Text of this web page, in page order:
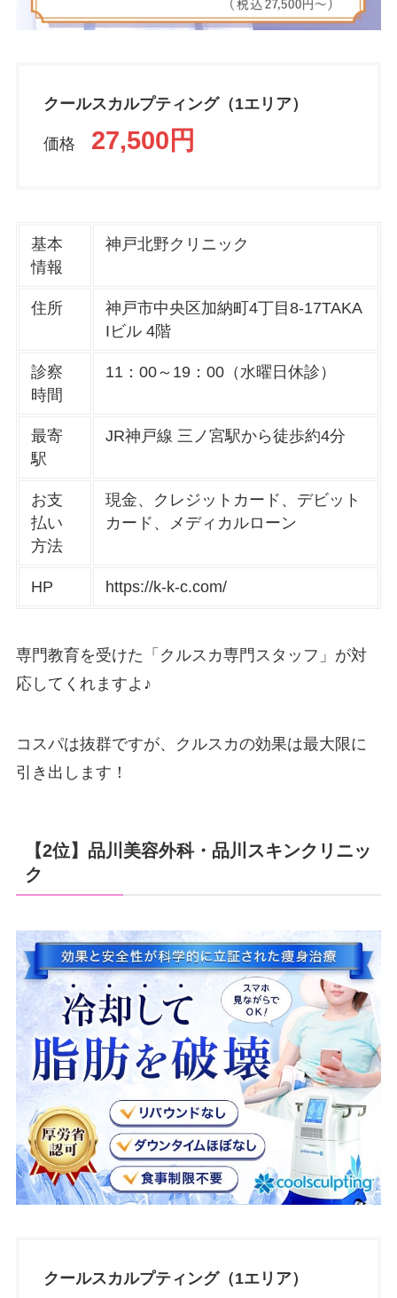
クールスカルプティング（1エリア）
価格 27,500円
基本
情報
神戸北野クリニック
住所
神戸市中央区加納町4丁目8-17TAKA
Iビル 4階
診察
時間
11：00～19：00（水曜日休診）
最寄
駅
JR神戸線 三ノ宮駅から徒歩約4分
お支
払い
方法
現金、クレジットカード、デビット
カード、メディカルローン
HP https://k-k-c.com/
専門教育を受けた「クルスカ専門スタッフ」が対
応してくれますよ♪
コスパは抜群ですが、クルスカの効果は最大限に
引き出します！
【2位】品川美容外科・品川スキンクリニッ
ク
クールスカルプティング（1エリア）